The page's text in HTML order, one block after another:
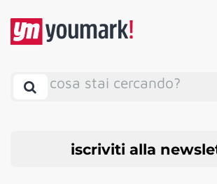
cosa stai cercando?
iscriviti alla